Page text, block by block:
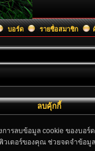
บอร์ด รายชื่อสมาชิก
ลบคุ้กกี้
ารลบข้อมูล cookie ของบอร์
เตอร์ของคุณ ช่วยจดจำข้อมู